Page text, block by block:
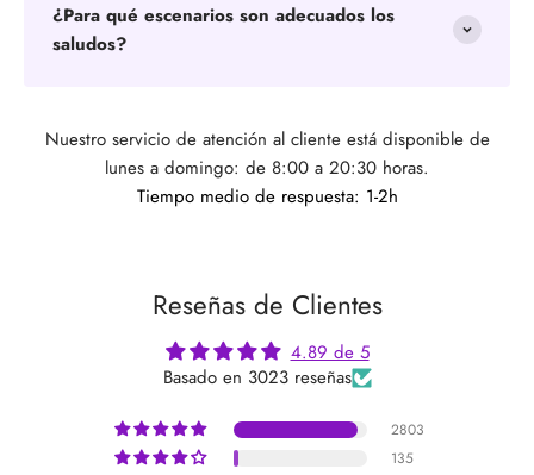
¿Para qué escenarios son adecuados los
saludos?
Nuestro servicio de atención al cliente está disponible de
lunes a domingo: de 8:00 a 20:30 horas.
Tiempo medio de respuesta: 1-2h
Reseñas de Clientes
4.89 de 5
Basado en 3023 reseñas
2803
135